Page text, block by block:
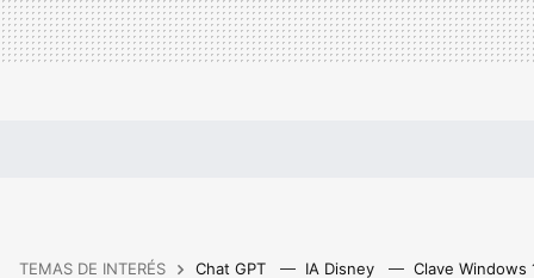
TEMAS DE INTERÉS Chat GPT IA Disney Clave Windows